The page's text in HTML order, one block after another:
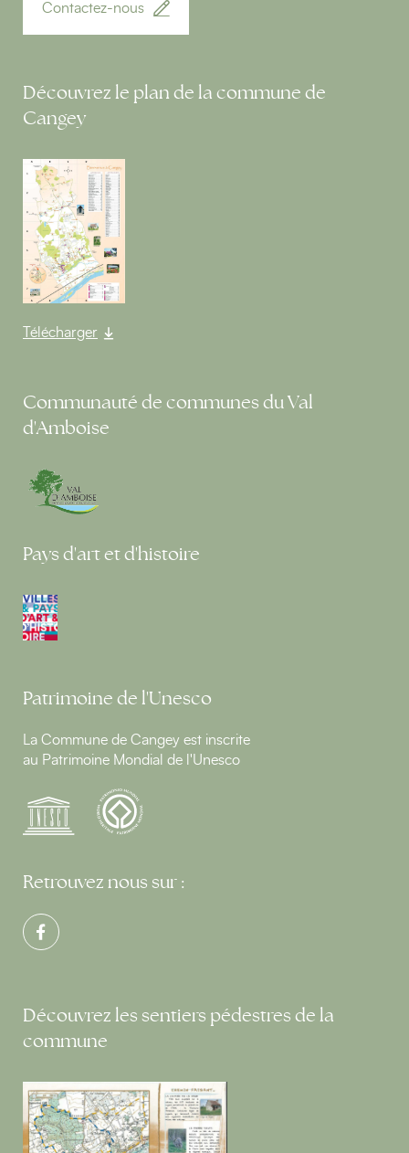
Contactez-nous
Découvrez le plan de la commune de
Cangey
Télécharger
Communauté de communes du Val
d'Amboise
Pays d'art et d'histoire
Patrimoine de l'Unesco
La Commune de Cangey est inscrite
au Patrimoine Mondial de l'Unesco
Retrouvez nous sur :
Découvrez les sentiers pédestres de la
commune